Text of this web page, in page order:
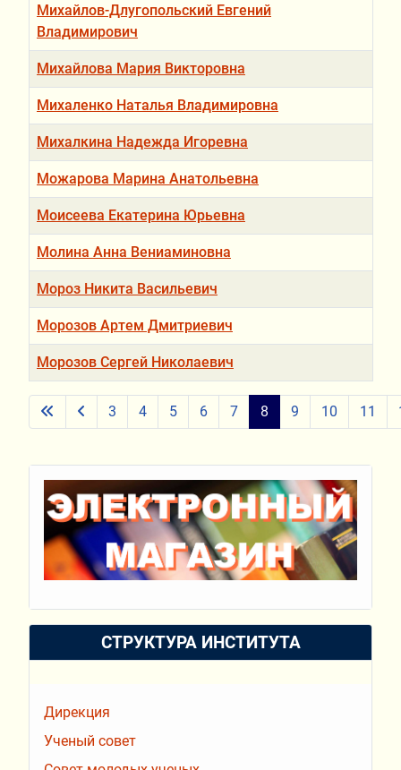
Михайлов-Длугопольский Евгений
Владимирович
Михайлова Мария Викторовна
Михаленко Наталья Владимировна
Михалкина Надежда Игоревна
Можарова Марина Анатольевна
Моисеева Екатерина Юрьевна
Молина Анна Вениаминовна
Мороз Никита Васильевич
Морозов Артем Дмитриевич
Морозов Сергей Николаевич
Страница 8 из 15
3 4 5 6 7 8 9 10 11
СТРУКТУРА ИНСТИТУТА
Дирекция
Ученый совет